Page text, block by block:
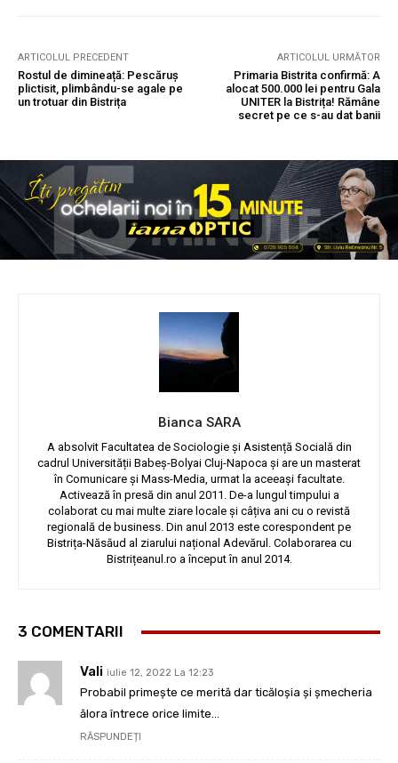
ARTICOLUL PRECEDENT
Rostul de dimineață: Pescăruș
plictisit, plimbându-se agale pe
un trotuar din Bistrița
ARTICOLUL URMĂTOR
Primaria Bistrita confirmă: A
alocat 500.000 lei pentru Gala
UNITER la Bistrița! Rămâne
secret pe ce s-au dat banii
Bianca SARA
A absolvit Facultatea de Sociologie și Asistență Socială din
cadrul Universității Babeș-Bolyai Cluj-Napoca și are un masterat
în Comunicare și Mass-Media, urmat la aceeași facultate.
Activează în presă din anul 2011. De-a lungul timpului a
colaborat cu mai multe ziare locale și câțiva ani cu o revistă
regională de business. Din anul 2013 este corespondent pe
Bistrița-Năsăud al ziarului național Adevărul. Colaborarea cu
Bistrițeanul.ro a început în anul 2014.
3 COMENTARII
Vali iulie 12, 2022 La 12:23
Probabil primește ce merită dar ticăloșia și șmecheria
ălora întrece orice limite…
RĂSPUNDEȚI